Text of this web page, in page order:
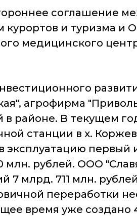
соглашение
курортов и туризма
медицинского
агрофирма
районе. В текущем
станции в х.
в эксплуатацию
млн. рублей. ООО
млрд. 711 млн.
переработки
время уже